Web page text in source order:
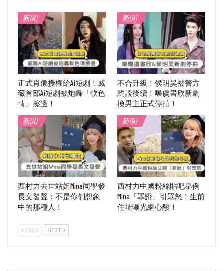
新聞
正式肖像授權給Ai短劇！戚
薇首部Ai短劇被炮轟「軟色
情」擦邊！
新聞
不合升級！侯明昊被警方
約談後續！曝虞書欣新劇
換男主正式停拍！
新聞
西村力去世站姐Mina同學發
長文發聲：不是你們想象
中的那種人！
新聞
西村力中國粉絲貼吧舉例
Mina「罪證」引眾怒！生前
住址曝光網心酸！
PREV NEXT